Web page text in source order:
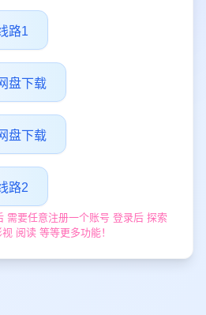
路1
盘下载
盘下载
路2
需要任意注册一个账号 登录后 探索
阅读 等等更多功能！